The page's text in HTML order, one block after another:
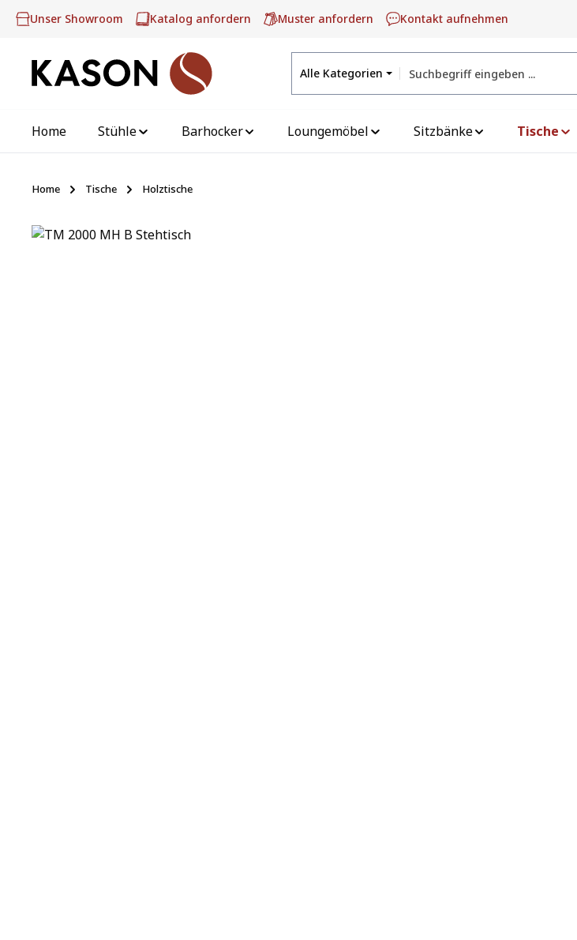
Hauptinhalt springen
Zur Suche springen
Zur Hauptnavigation springen
Unser Showroom Katalog anfordern Muster anfordern Kontakt aufnehmen
Alle Kategorien
Home Stühle Barhocker Loungemöbel Sitzbänke Tische
Home Tische Holztische
Bildergalerie überspringen